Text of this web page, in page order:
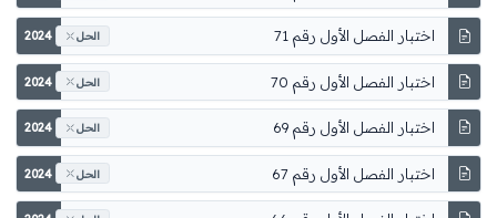
اختبار الفصل الأول رقم 71 2024 الحل
اختبار الفصل الأول رقم 70 2024 الحل
اختبار الفصل الأول رقم 69 2024 الحل
اختبار الفصل الأول رقم 67 2024 الحل